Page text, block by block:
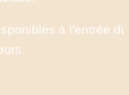
à l'entrée du